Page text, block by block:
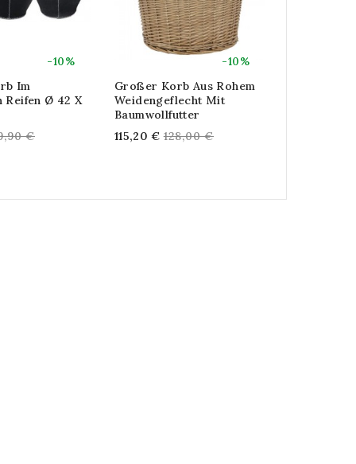
-10%
Im
Reifen Ø 42 X
€
-10%
Großer Korb Aus Rohem
Weidengeflecht Mit
Baumwollfutter
115,20 € Regular
128,00 €